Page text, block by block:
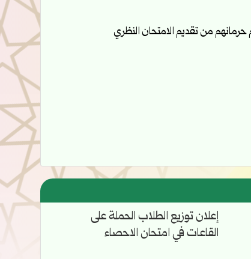
حرمانهم من تقديم الامتحان النظري
إعلان توزيع الطلاب الحملة على
القاعات في امتحان الاحصاء